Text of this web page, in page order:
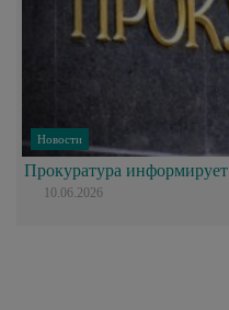
Новости
Прокуратура информирует
10.06.2026